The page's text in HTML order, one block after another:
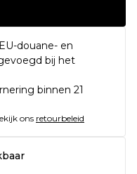
douane- en
bij het
binnen 21
ons retourbeleid